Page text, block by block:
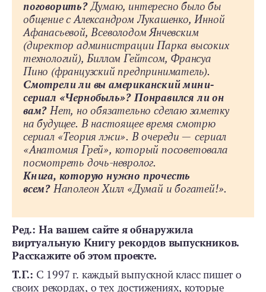
поговорить?Думаю, интересно было бы
общение с Александром Лукашенко, Инной
Афанасьевой, Всеволодом Янчевским
(директор администрации Парка высоких
технологий), Биллом Гейтсом, Франсуа
Пино (французский предприниматель).
Смотрели ли вы американский мини-
сериал «Чернобыль»?Понравился ли он
вам? Нет, но обязательно сделаю заметку
на будущее. В настоящее время смотрю
сериал «Теория лжи». В очереди — сериал
«Анатомия Грей», который посоветовала
посмотреть дочь-невролог.
Книга, которую нужно прочесть
всем? Наполеон Хилл «Думай и богатей!».
Ред.: На вашем сайте я обнаружила
виртуальную Книгу рекордов выпускников.
Расскажите об этом проекте.
Т.Г.: С 1997 г. каждый выпускной класс пишет о
своих рекордах, о тех достижениях, которые